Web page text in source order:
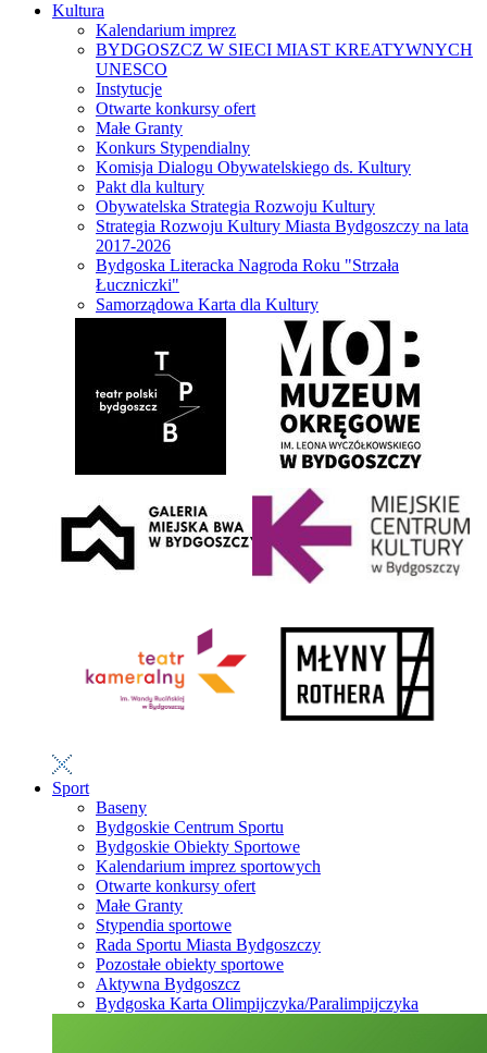
Kultura
Kalendarium imprez
BYDGOSZCZ W SIECI MIAST KREATYWNYCH
UNESCO
Instytucje
Otwarte konkursy ofert
Małe Granty
Konkurs Stypendialny
Komisja Dialogu Obywatelskiego ds. Kultury
Pakt dla kultury
Obywatelska Strategia Rozwoju Kultury
Strategia Rozwoju Kultury Miasta Bydgoszczy na lata
2017-2026
Bydgoska Literacka Nagroda Roku "Strzała
Łuczniczki"
Samorządowa Karta dla Kultury
Sport
Baseny
Bydgoskie Centrum Sportu
Bydgoskie Obiekty Sportowe
Kalendarium imprez sportowych
Otwarte konkursy ofert
Małe Granty
Stypendia sportowe
Rada Sportu Miasta Bydgoszczy
Pozostałe obiekty sportowe
Aktywna Bydgoszcz
Bydgoska Karta Olimpijczyka/Paralimpijczyka